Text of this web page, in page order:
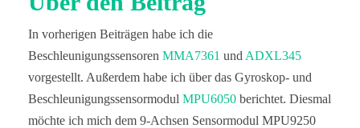
In vorherigen Beiträgen habe ich die
Beschleunigungssensoren MMA7361 und ADXL345
vorgestellt. Außerdem habe ich über das Gyroskop- und
Beschleunigungssensormodul MPU6050 berichtet. Diesmal
möchte ich mich dem 9-Achsen Sensormodul MPU9250